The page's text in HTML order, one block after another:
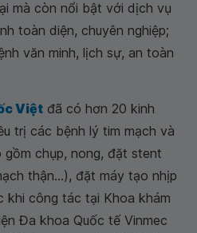
mà còn nổi bật với dịch vụ
toàn diện, chuyên nghiệp;
văn minh, lịch sự, an toàn
Việt đã có hơn 20 kinh
trị các bệnh lý tim mạch và
gồm chụp, nong, đặt stent
thận...), đặt máy tạo nhịp
khi công tác tại Khoa khám
Đa khoa Quốc tế Vinmec